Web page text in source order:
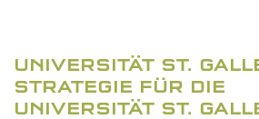
UNIVERSITÄT ST.
STRATEGIE FÜR DIE
UNIVERSITÄT ST.